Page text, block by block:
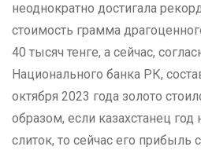
неоднократно достигала
стоимость грамма
40 тысяч тенге, а сейчас,
Национального банка РК,
октября 2023 года золото
образом, если казахстанец год
слиток, то сейчас его прибыль